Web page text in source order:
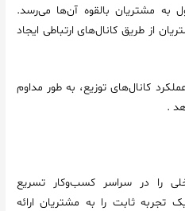
به مشتریان بالقوه آن‌ها می‌رسد.
از طریق کانال‌های ارتباطی ایجاد
کانال‌های توزیع، به طور مداوم
.
را در سراسر کسب‌وکار تسریع
تجربه ثابت را به مشتریان ارائه